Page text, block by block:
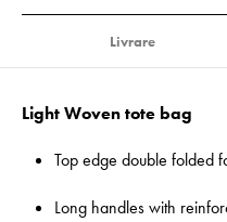
Livrare
Light Woven tote bag
Top edge double folded
Long handles with